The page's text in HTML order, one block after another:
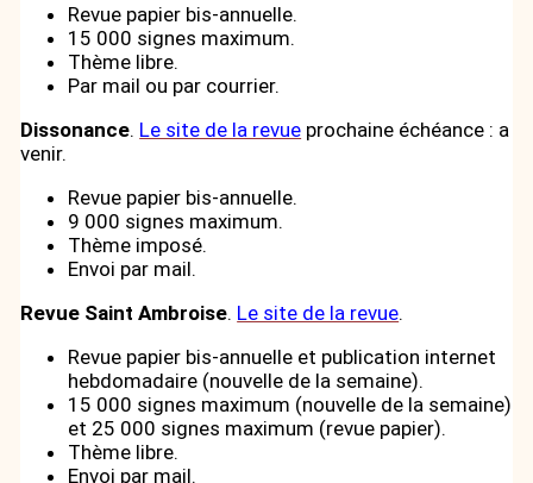
Revue papier bis-annuelle.
15 000 signes maximum.
Thème libre.
Par mail ou par courrier.
Dissonance. Le site de la revue prochaine échéance : a
venir.
Revue papier bis-annuelle.
9 000 signes maximum.
Thème imposé.
Envoi par mail.
Revue Saint Ambroise. Le site de la revue.
Revue papier bis-annuelle et publication internet
hebdomadaire (nouvelle de la semaine).
15 000 signes maximum (nouvelle de la semaine)
et 25 000 signes maximum (revue papier).
Thème libre.
Envoi par mail.